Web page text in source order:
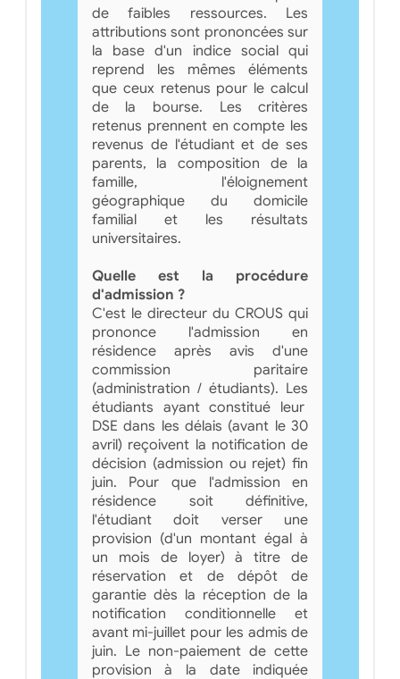
de faibles ressources. Les
attributions sont prononcées sur
la base d'un indice social qui
reprend les mêmes éléments
que ceux retenus pour le calcul
de la bourse. Les critères
retenus prennent en compte les
revenus de l'étudiant et de ses
parents, la composition de la
famille, l'éloignement
géographique du domicile
familial et les résultats
universitaires.
Quelle est la procédure
d'admission ?
C'est le directeur du CROUS qui
prononce l'admission en
résidence après avis d'une
commission paritaire
(administration / étudiants). Les
étudiants ayant constitué leur
DSE dans les délais (avant le 30
avril) reçoivent la notification de
décision (admission ou rejet) fin
juin. Pour que l'admission en
résidence soit définitive,
l'étudiant doit verser une
provision (d'un montant égal à
un mois de loyer) à titre de
réservation et de dépôt de
garantie dès la réception de la
notification conditionnelle et
avant mi-juillet pour les admis de
juin. Le non-paiement de cette
provision à la date indiquée